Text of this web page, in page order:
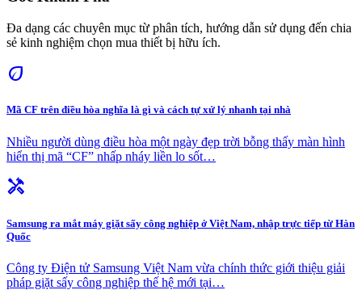
Đa dạng các chuyên mục từ phân tích, hướng dẫn sử dụng đến chia
sẻ kinh nghiệm chọn mua thiết bị hữu ích.
eco
Mã CF trên điều hòa nghĩa là gì và cách tự xử lý nhanh tại nhà
Nhiều người dùng điều hòa một ngày đẹp trời bỗng thấy màn hình
hiển thị mã “CF” nhấp nháy liền lo sốt…
handyman
Samsung ra mắt máy giặt sấy công nghiệp ở Việt Nam, nhập trực tiếp từ Hàn
Quốc
Công ty Điện tử Samsung Việt Nam vừa chính thức giới thiệu giải
pháp giặt sấy công nghiệp thế hệ mới tại…